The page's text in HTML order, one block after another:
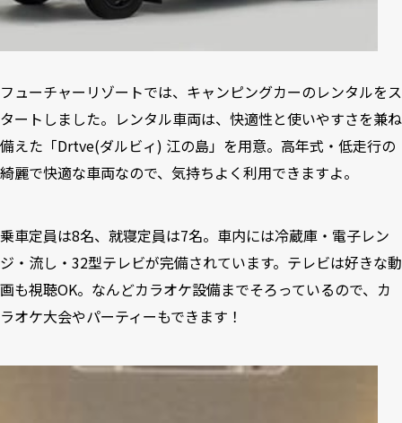
フューチャーリゾートでは、キャンピングカーのレンタルをス
タートしました。レンタル車両は、快適性と使いやすさを兼ね
備えた「Drtve(ダルビィ) 江の島」を用意。高年式・低走行の
綺麗で快適な車両なので、気持ちよく利用できますよ。
乗車定員は8名、就寝定員は7名。車内には冷蔵庫・電子レン
ジ・流し・32型テレビが完備されています。テレビは好きな動
画も視聴OK。なんどカラオケ設備までそろっているので、カ
ラオケ大会やパーティーもできます！